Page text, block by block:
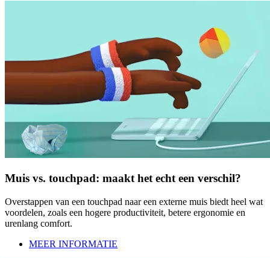
Muis vs. touchpad: maakt het echt een verschil?
Overstappen van een touchpad naar een externe muis biedt heel wat
voordelen, zoals een hogere productiviteit, betere ergonomie en
urenlang comfort.
MEER INFORMATIE